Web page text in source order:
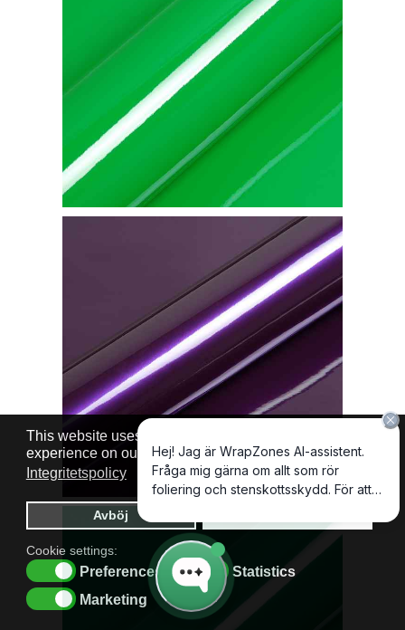
This website uses cookies to ensure you get the best
experience on our website. Cookie policy
Integritetspolicy
Avböj
Cookie settings:
Preferences
Statistics
Marketing